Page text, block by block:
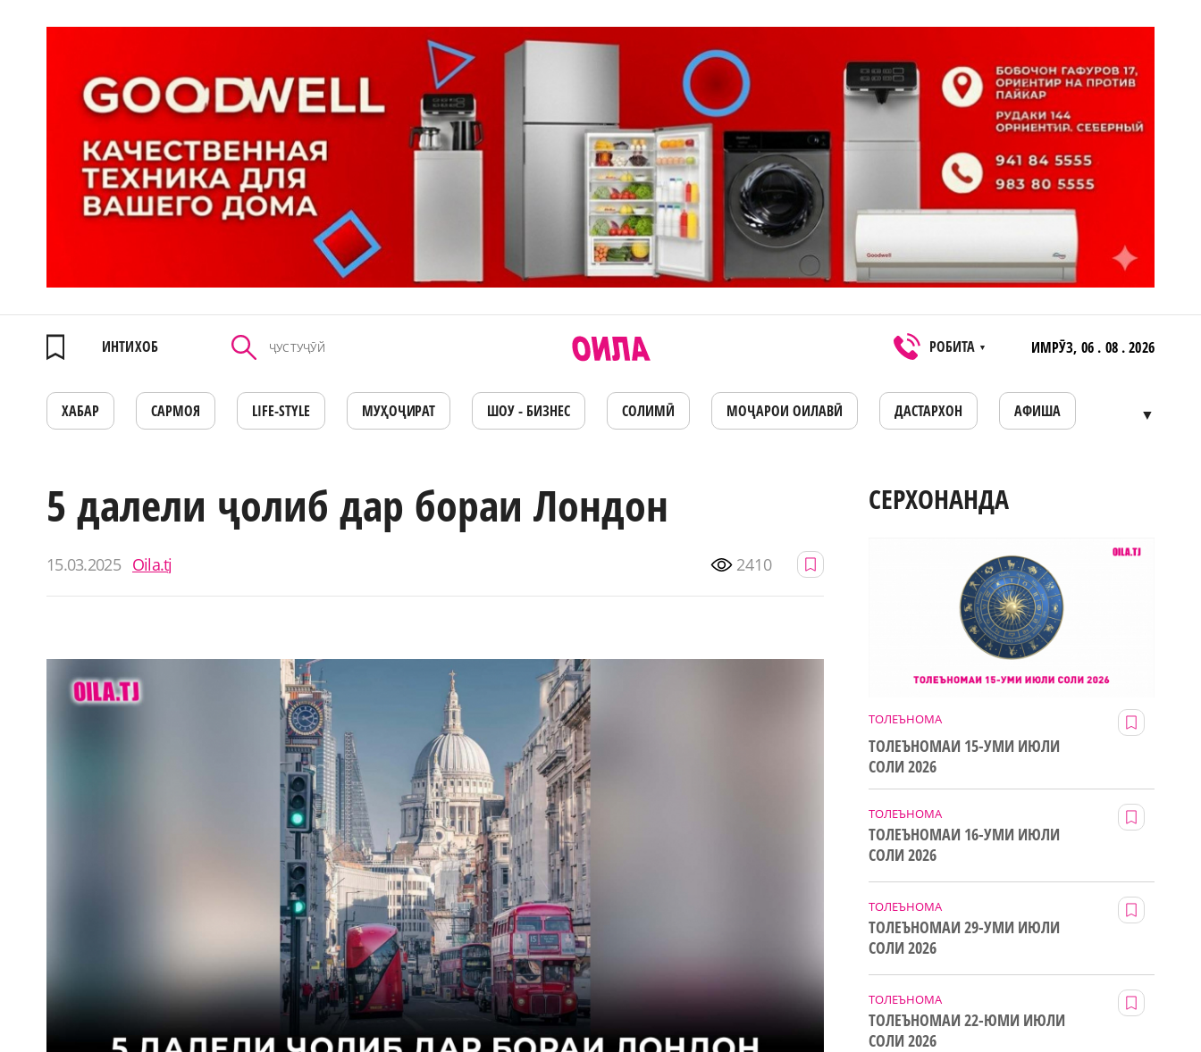
ИНТИХОБ РОБИТА ▼ ИМРӮЗ, 06 . 08 . 2026
ХАБАР САРМОЯ LIFE-STYLE МУҲОҶИРАТ ШОУ - БИЗНЕС СОЛИМӢ МОҶАРОИ ОИЛАВӢ ДАСТАРХОН АФИША ▼
5 далели ҷолиб дар бораи Лондон
15.03.2025 Oila.tj 2410
СЕРХОНАНДА
ТОЛЕЪНОМА
ТОЛЕЪНОМАИ 15-УМИ ИЮЛИ
СОЛИ 2026
ТОЛЕЪНОМА
ТОЛЕЪНОМАИ 16-УМИ ИЮЛИ
СОЛИ 2026
ТОЛЕЪНОМА
ТОЛЕЪНОМАИ 29-УМИ ИЮЛИ
СОЛИ 2026
ТОЛЕЪНОМА
ТОЛЕЪНОМАИ 22-ЮМИ ИЮЛИ
СОЛИ 2026